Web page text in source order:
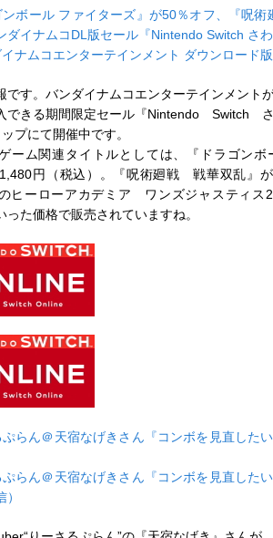
ンボール ファイターズ』が50％オフ、『呪
ダイナムコDL版セール『Nintendo Switch さ
イナムコエンターテインメント ダウンロード
す。バンダイナムコエンターテインメント
できる期間限定セール『Nintendo Switch
プにて開催中です。
ーム関連タイトルとしては、『ドラゴン
円（税込）。『呪術廻戦 戦華双乱』
ヒーローアカデミア ワンズジャスティス
った価格で販売されていますね。
ぷらん＠天宿なげきさん『コンボを見直した
ぷらん＠天宿なげきさん『コンボを見直した